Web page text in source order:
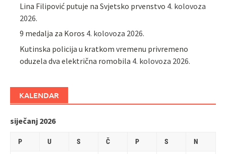
Lina Filipović putuje na Svjetsko prvenstvo 4. kolovoza
2026.
9 medalja za Koros 4. kolovoza 2026.
Kutinska policija u kratkom vremenu privremeno
oduzela dva električna romobila 4. kolovoza 2026.
KALENDAR
siječanj 2026
P U S Č P S N